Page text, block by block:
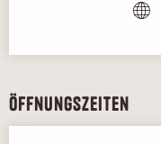
Öffnungszeiten